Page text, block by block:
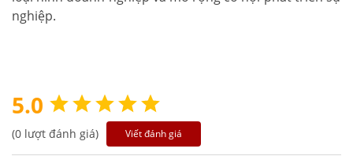
nghiệp.
5.0
(0 lượt đánh giá) Viết đánh giá